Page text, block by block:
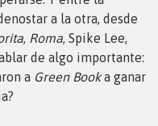
a la otra, desde
, Roma, Spike Lee,
de algo importante:
a Green Booka ganar